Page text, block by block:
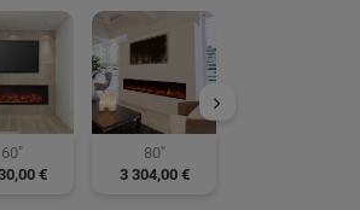
60"
€
80"
3 304,00 €